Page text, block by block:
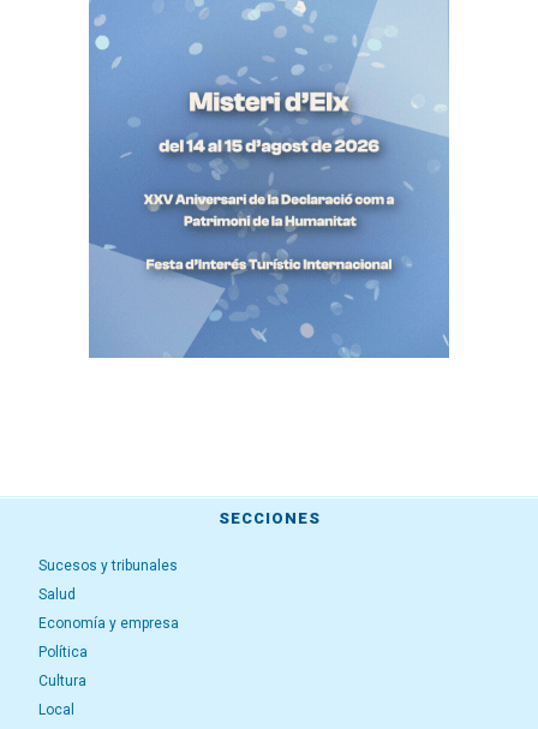
SECCIONES
Sucesos y tribunales
Salud
Economía y empresa
Política
Cultura
Local